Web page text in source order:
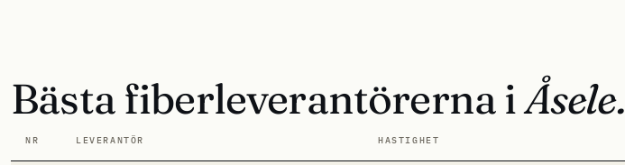
Bästa fiberleverantörerna iÅsele.
NR LEVERANTÖR HASTIGHET